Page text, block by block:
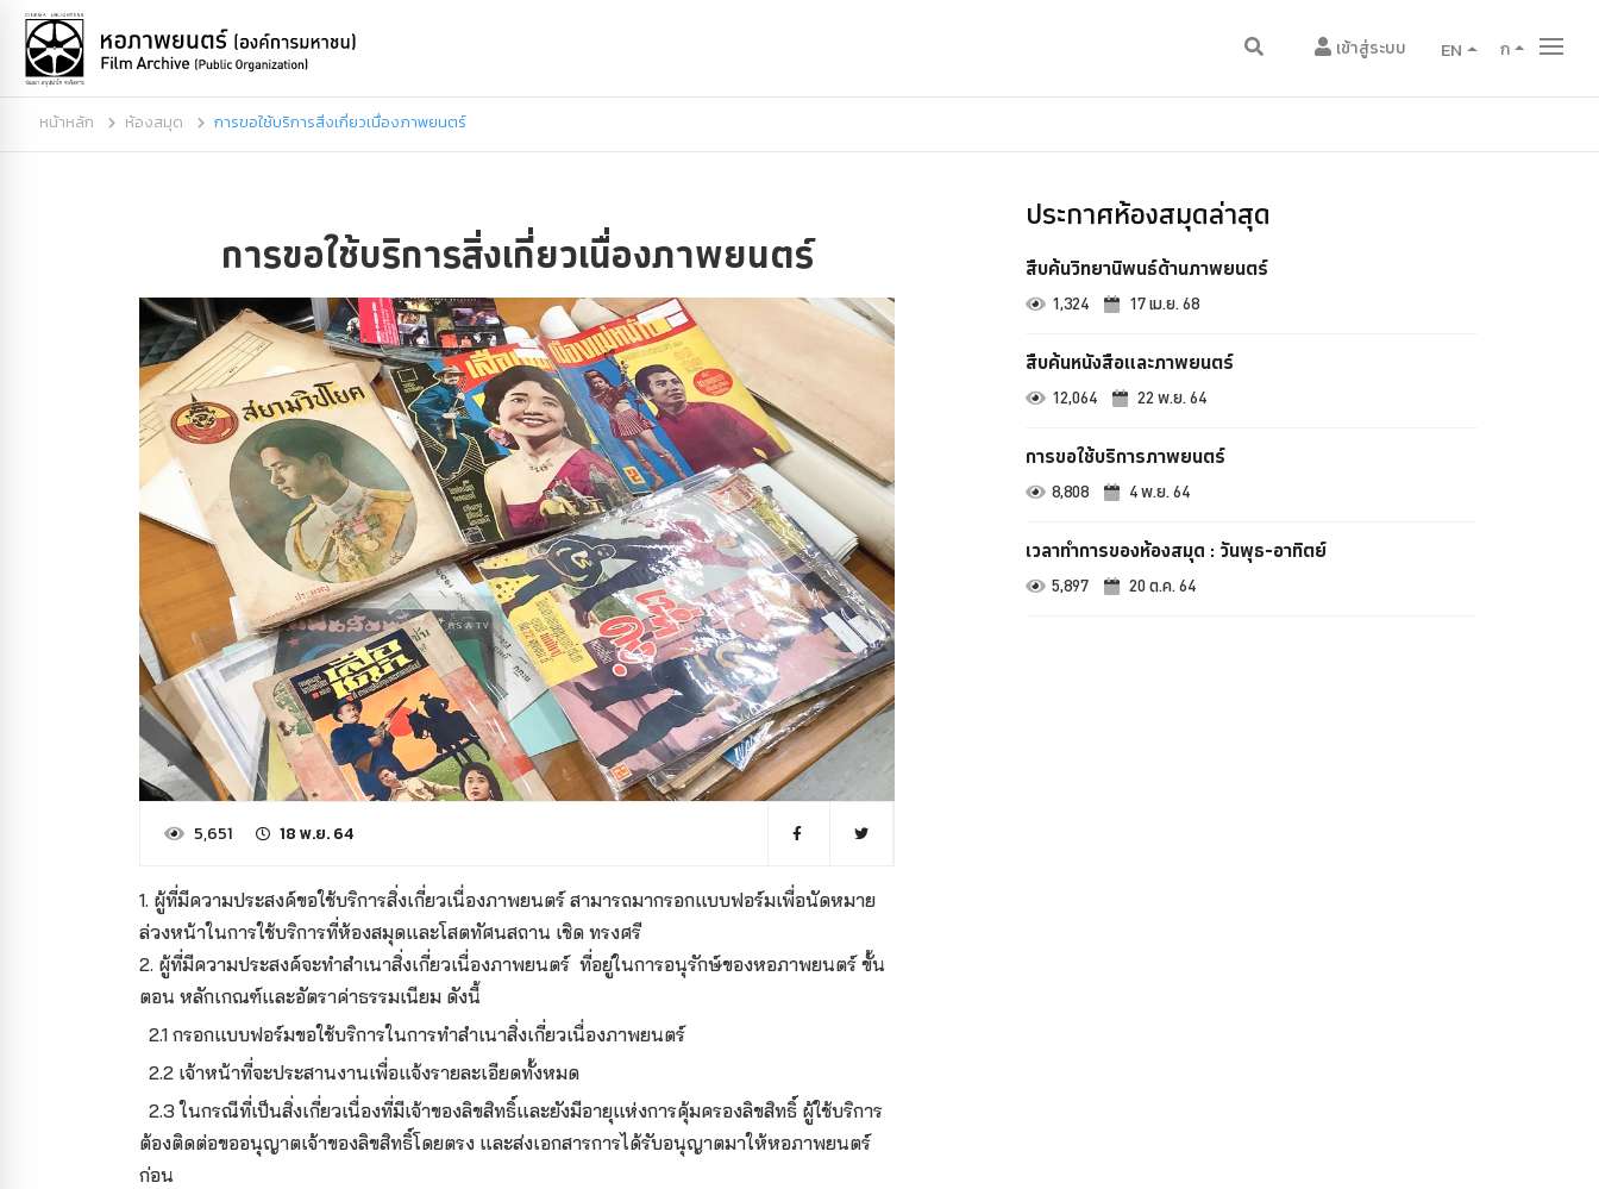
เข้าสู่ระบบ EN ก
หน้าหลัก ห้องสมุด การขอใช้บริการสิ่งเกี่ยวเนื่องภาพยนตร์
การขอใช้บริการสิ่งเกี่ยวเนื่องภาพยนตร์
5,651 18 พ.ย. 64
1. ผู้ที่มีความประสงค์ขอใช้บริการสิ่งเกี่ยวเนื่องภาพยนตร์ สามารถมากรอกแบบฟอร์มเพื่อนัดหมาย
ล่วงหน้าในการใช้บริการที่ห้องสมุดและโสตทัศนสถาน เชิด ทรงศรี
2. ผู้ที่มีความประสงค์จะทำสำเนาสิ่งเกี่ยวเนื่องภาพยนตร์ ที่อยู่ในการอนุรักษ์ของหอภาพยนตร์ ขั้น
ตอน หลักเกณฑ์และอัตราค่าธรรมเนียม ดังนี้
2.1 กรอกแบบฟอร์มขอใช้บริการในการทำสำเนาสิ่งเกี่ยวเนื่องภาพยนตร์
2.2 เจ้าหน้าที่จะประสานงานเพื่อแจ้งรายละเอียดทั้งหมด
2.3 ในกรณีที่เป็นสิ่งเกี่ยวเนื่องที่มีเจ้าของลิขสิทธิ์และยังมีอายุแห่งการคุ้มครองลิขสิทธิ์ ผู้ใช้บริการ
ต้องติดต่อขออนุญาตเจ้าของลิขสิทธิ์โดยตรง และส่งเอกสารการได้รับอนุญาตมาให้หอภาพยนตร์
ก่อน
ประกาศห้องสมุดล่าสุด
สืบค้นวิทยานิพนธ์ด้านภาพยนตร์
1,324 17 เม.ย. 68
สืบค้นหนังสือและภาพยนตร์
12,064 22 พ.ย. 64
การขอใช้บริการภาพยนตร์
8,808 4 พ.ย. 64
เวลาทำการของห้องสมุด : วันพุธ-อาทิตย์
5,897 20 ต.ค. 64